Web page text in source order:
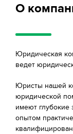
О
Юридическая
ведет
Юристы нашей
юридической
имеют глубокие
опытом